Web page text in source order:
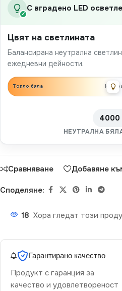
✓
С вградено LED
Цвят на светлината
Балансирана неутрална
ежедневни дейности.
Топло бяла
4000
НЕУТРАЛНА
Сравняване Добавяне
Споделяне:
18 Хора гледат този
Гарантирано качество
Продукт с гаранция за
качество и удовлетвореност